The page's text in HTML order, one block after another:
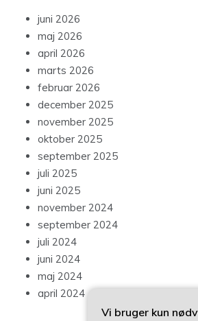
juni 2026
maj 2026
april 2026
marts 2026
februar 2026
december 2025
november 2025
oktober 2025
september 2025
juli 2025
juni 2025
november 2024
september 2024
juli 2024
juni 2024
maj 2024
april 2024
Vi bruger kun